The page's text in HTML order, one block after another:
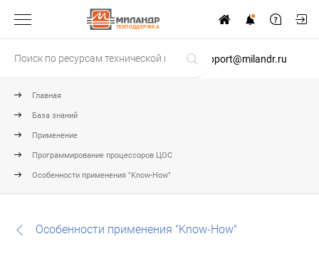
ТЕХПОДДЕРЖКА
support@milandr.ru
Главная
База знаний
Применение
Программирование процессоров ЦОС
Особенности применения "Know-How"
Особенности применения "Know-How"